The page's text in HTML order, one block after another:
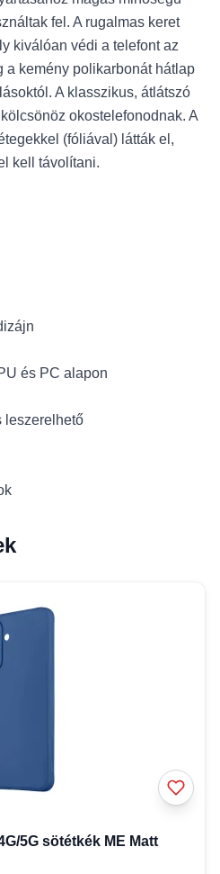
fel. A rugalmas keret
kiválóan védi a telefont az
a kemény polikarbonát hátlap
A klasszikus, átlátszó
okostelefonodnak. A
(fóliával) látták el,
kell távolítani.
és PC alapon
leszerelhető
5G sötétkék ME Matt